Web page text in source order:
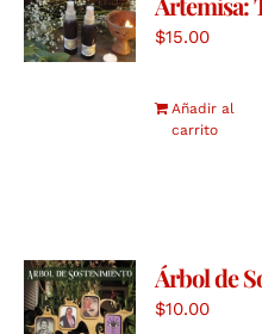
$15.00
Añadir al
carrito
Árbol de
$10.00